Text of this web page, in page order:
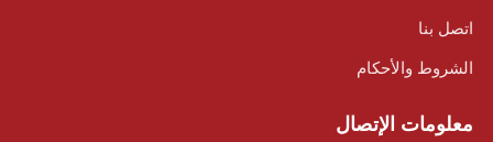
اتصل بنا
الشروط والأحكام
معلومات الإتصال